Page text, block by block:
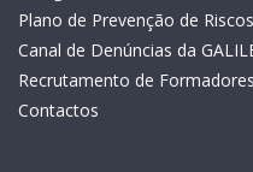
Plano de Prevenção de
Canal de Denúncias da
Recrutamento de Formadores
Contactos